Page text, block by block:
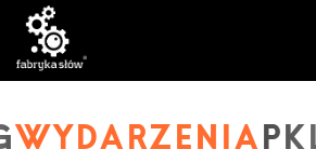
WYDARZENIA